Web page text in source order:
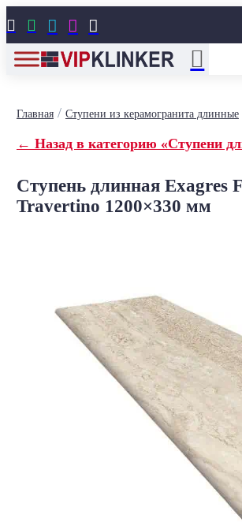
    
Главная/ Ступени из керамогранита длинные
← Назад в категорию «Ступени
Ступень длинная Exagres
Travertino 1200×330 мм